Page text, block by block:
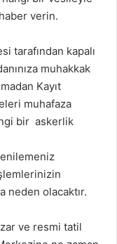
verin.
tarafından kapalı
muhakkak
Kayıt
muhafaza
bir askerlik
neden olacaktır.
ve resmi tatil